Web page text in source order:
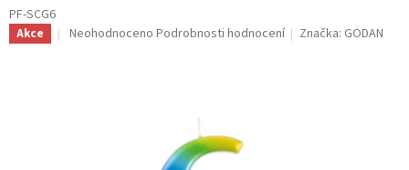
PF-SCG6
Akce
Průměrné
Neohodnoceno Podrobnosti hodnocení Značka: GODAN